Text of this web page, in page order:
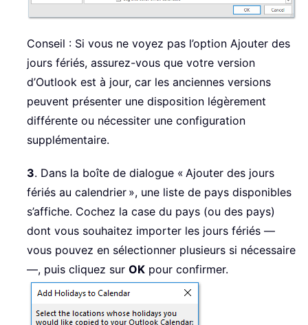
Conseil : Si vous ne voyez pas l’option Ajouter des
jours fériés, assurez-vous que votre version
d’Outlook est à jour, car les anciennes versions
peuvent présenter une disposition légèrement
différente ou nécessiter une configuration
supplémentaire.
3. Dans la boîte de dialogue « Ajouter des jours
fériés au calendrier », une liste de pays disponibles
s’affiche. Cochez la case du pays (ou des pays)
dont vous souhaitez importer les jours fériés —
vous pouvez en sélectionner plusieurs si nécessaire
—, puis cliquez sur OK pour confirmer.